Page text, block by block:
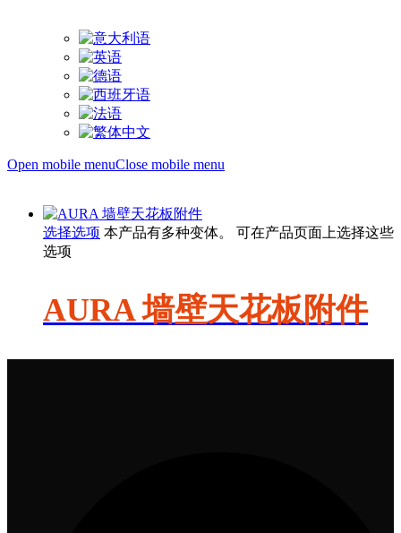
Open mobile menuClose mobile menu
选择选项 本产品有多种变体。 可在产品页面上选择这些
选项
AURA 墙壁天花板附件